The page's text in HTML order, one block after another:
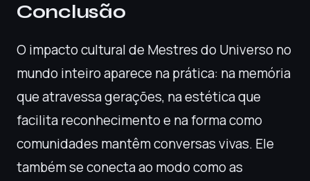
Conclusão
O impacto cultural de Mestres do Universo no
mundo inteiro aparece na prática: na memória
que atravessa gerações, na estética que
facilita reconhecimento e na forma como
comunidades mantêm conversas vivas. Ele
também se conecta ao modo como as